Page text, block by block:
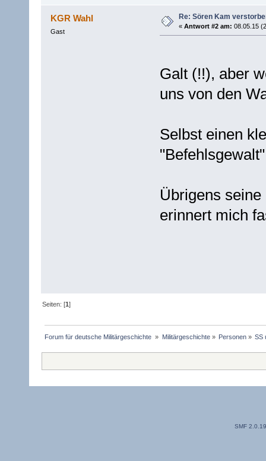
KGR Wahl
Gast
Re: Sören Kam
« Antwort #2 am: 08.05.15
Galt (!!), aber
uns von den
Selbst einen
Übrigens
erinnert mich
Seiten: [1]
Forum für deutsche Militärgeschichte » Militärgeschichte» Personen» SS
SMF 2.0.19